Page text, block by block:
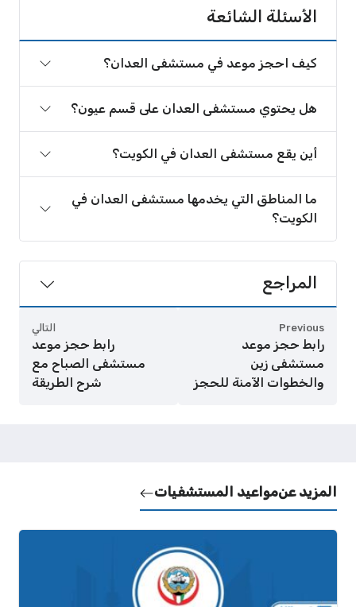
الأسئلة الشائعة
كيف احجز موعد في مستشفى العدان؟
هل يحتوي مستشفى العدان على قسم عيون؟
أين يقع مستشفى العدان في الكويت؟
ما المناطق التي يخدمها مستشفى العدان في
الكويت؟
المراجع
Previous
رابط حجز موعد
مستشفى زين
والخطوات الآمنة للحجز
التالي
رابط حجز موعد
مستشفى الصباح مع
شرح الطريقة
المزيد عنمواعيد المستشفيات